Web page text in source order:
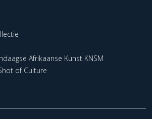
Afrikaanse Kunst KNSM
of Culture